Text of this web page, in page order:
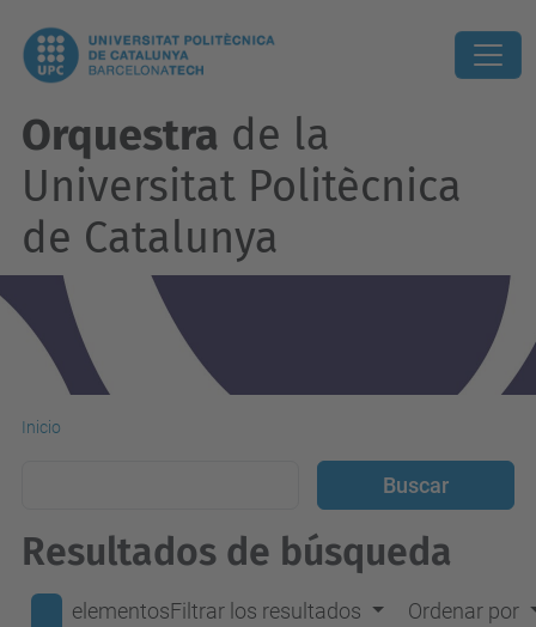
Orquestra de la
Universitat Politècnica
de Catalunya
Inicio
Resultados de búsqueda
elementosFiltrar los resultados Ordenar por